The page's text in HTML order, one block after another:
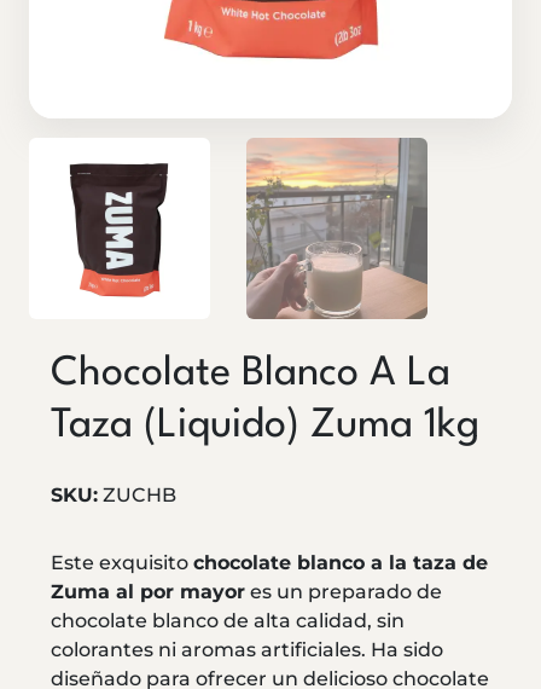
Chocolate Blanco A La
Taza (liquido) Zuma 1kg
SKU: ZUCHB
Este exquisito chocolate blanco a la taza de
Zuma al por mayor es un preparado de
chocolate blanco de alta calidad, sin
colorantes ni aromas artificiales. Ha sido
diseñado para ofrecer un delicioso chocolate